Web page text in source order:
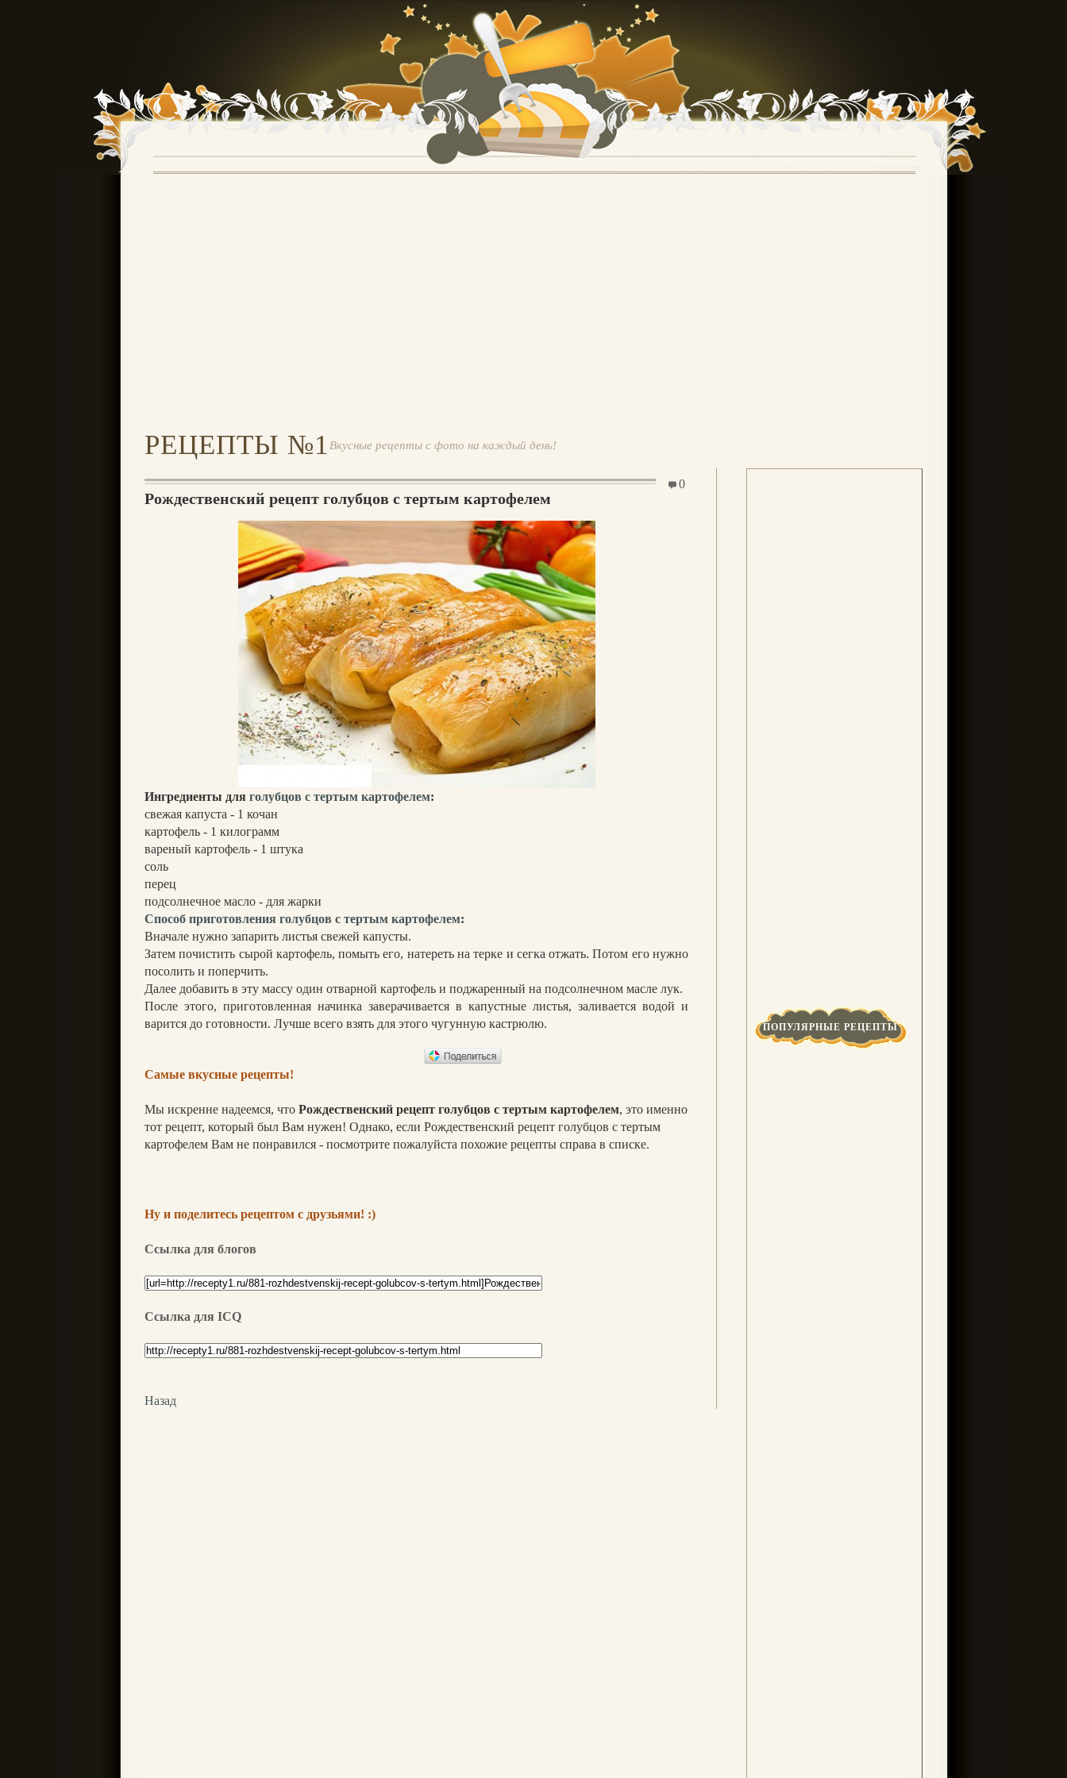
РЕЦЕПТЫ №1 Вкусные рецепты с фото на каждый день!
0
Рождественский рецепт голубцов с тертым картофелем
Ингредиенты для голубцов с тертым картофелем:
свежая капуста - 1 кочан
картофель - 1 килограмм
вареный картофель - 1 штука
соль
перец
подсолнечное масло - для жарки
Способ приготовления голубцов с тертым картофелем:
Вначале нужно запарить листья свежей капусты.
Затем почистить сырой картофель, помыть его, натереть на терке и сегка отжать. Потом его нужно
посолить и поперчить.
Далее добавить в эту массу один отварной картофель и поджаренный на подсолнечном масле лук.
После этого, приготовленная начинка заверачивается в капустные листья, заливается водой и
варится до готовности. Лучше всего взять для этого чугунную кастрюлю.
Самые вкусные рецепты!
Мы искренне надеемся, что Рождественский рецепт голубцов с тертым картофелем, это именно
тот рецепт, который был Вам нужен! Однако, если Рождественский рецепт голубцов с тертым
картофелем Вам не понравился - посмотрите пожалуйста похожие рецепты справа в списке.
Ну и поделитесь рецептом с друзьями! :)
Ссылка для блогов
Ссылка для ICQ
Назад
ПОПУЛЯРНЫЕ РЕЦЕПТЫ